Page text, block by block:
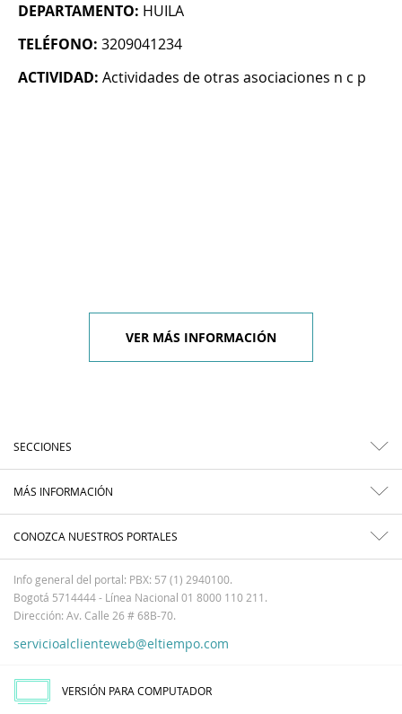
DEPARTAMENTO: HUILA
TELÉFONO: 3209041234
ACTIVIDAD: Actividades de otras asociaciones n c p
VER MÁS INFORMACIÓN
SECCIONES
MÁS INFORMACIÓN
CONOZCA NUESTROS PORTALES
Info general del portal: PBX: 57 (1) 2940100.
Bogotá 5714444 - Línea Nacional 01 8000 110 211.
Dirección: Av. Calle 26 # 68B-70.
servicioalclienteweb@eltiempo.com
VERSIÓN PARA COMPUTADOR